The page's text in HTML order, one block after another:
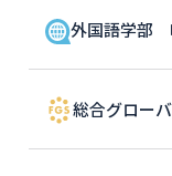
外国語学部
総合グロー